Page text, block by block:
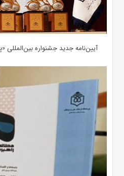
آیین‌نامه جدید جشنواره